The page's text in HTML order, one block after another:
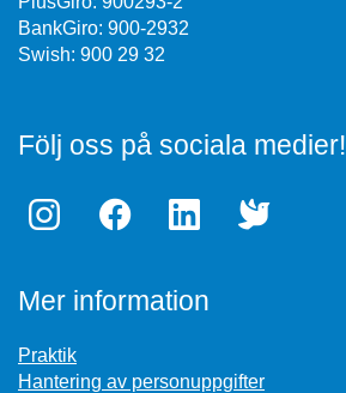
BankGiro: 900-2932
Swish: 900 29 32
Följ oss på sociala medier!
Mer information
Praktik
Hantering av personuppgifter